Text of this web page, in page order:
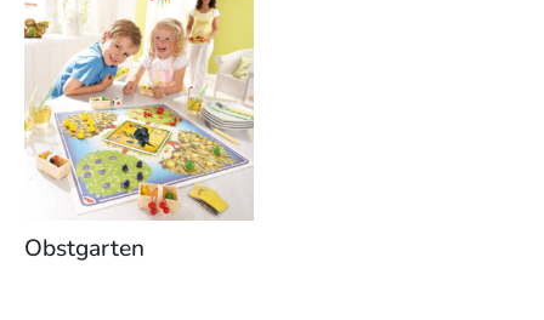
Obstgarten